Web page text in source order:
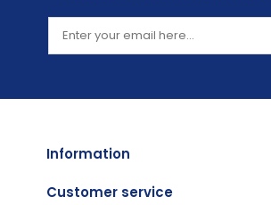
Information
Customer service